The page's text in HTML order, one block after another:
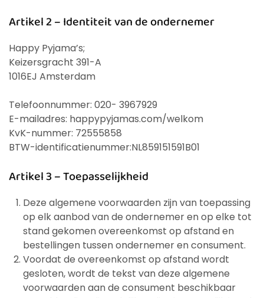
Artikel 2 – Identiteit van de ondernemer
Happy Pyjama’s;
Keizersgracht 391-A
1016EJ Amsterdam
Telefoonnummer: 020- 3967929
E-mailadres: happypyjamas.com/welkom
KvK-nummer: 72555858
BTW-identificatienummer:NL859151591B01
Artikel 3 – Toepasselijkheid
Deze algemene voorwaarden zijn van toepassing
op elk aanbod van de ondernemer en op elke tot
stand gekomen overeenkomst op afstand en
bestellingen tussen ondernemer en consument.
Voordat de overeenkomst op afstand wordt
gesloten, wordt de tekst van deze algemene
voorwaarden aan de consument beschikbaar